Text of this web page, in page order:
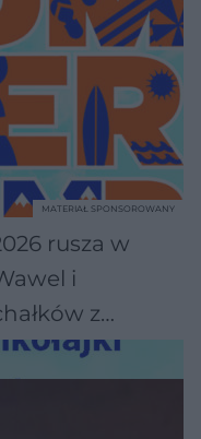
rusza w
i
z
MATERIAŁ SPONSOROWANY